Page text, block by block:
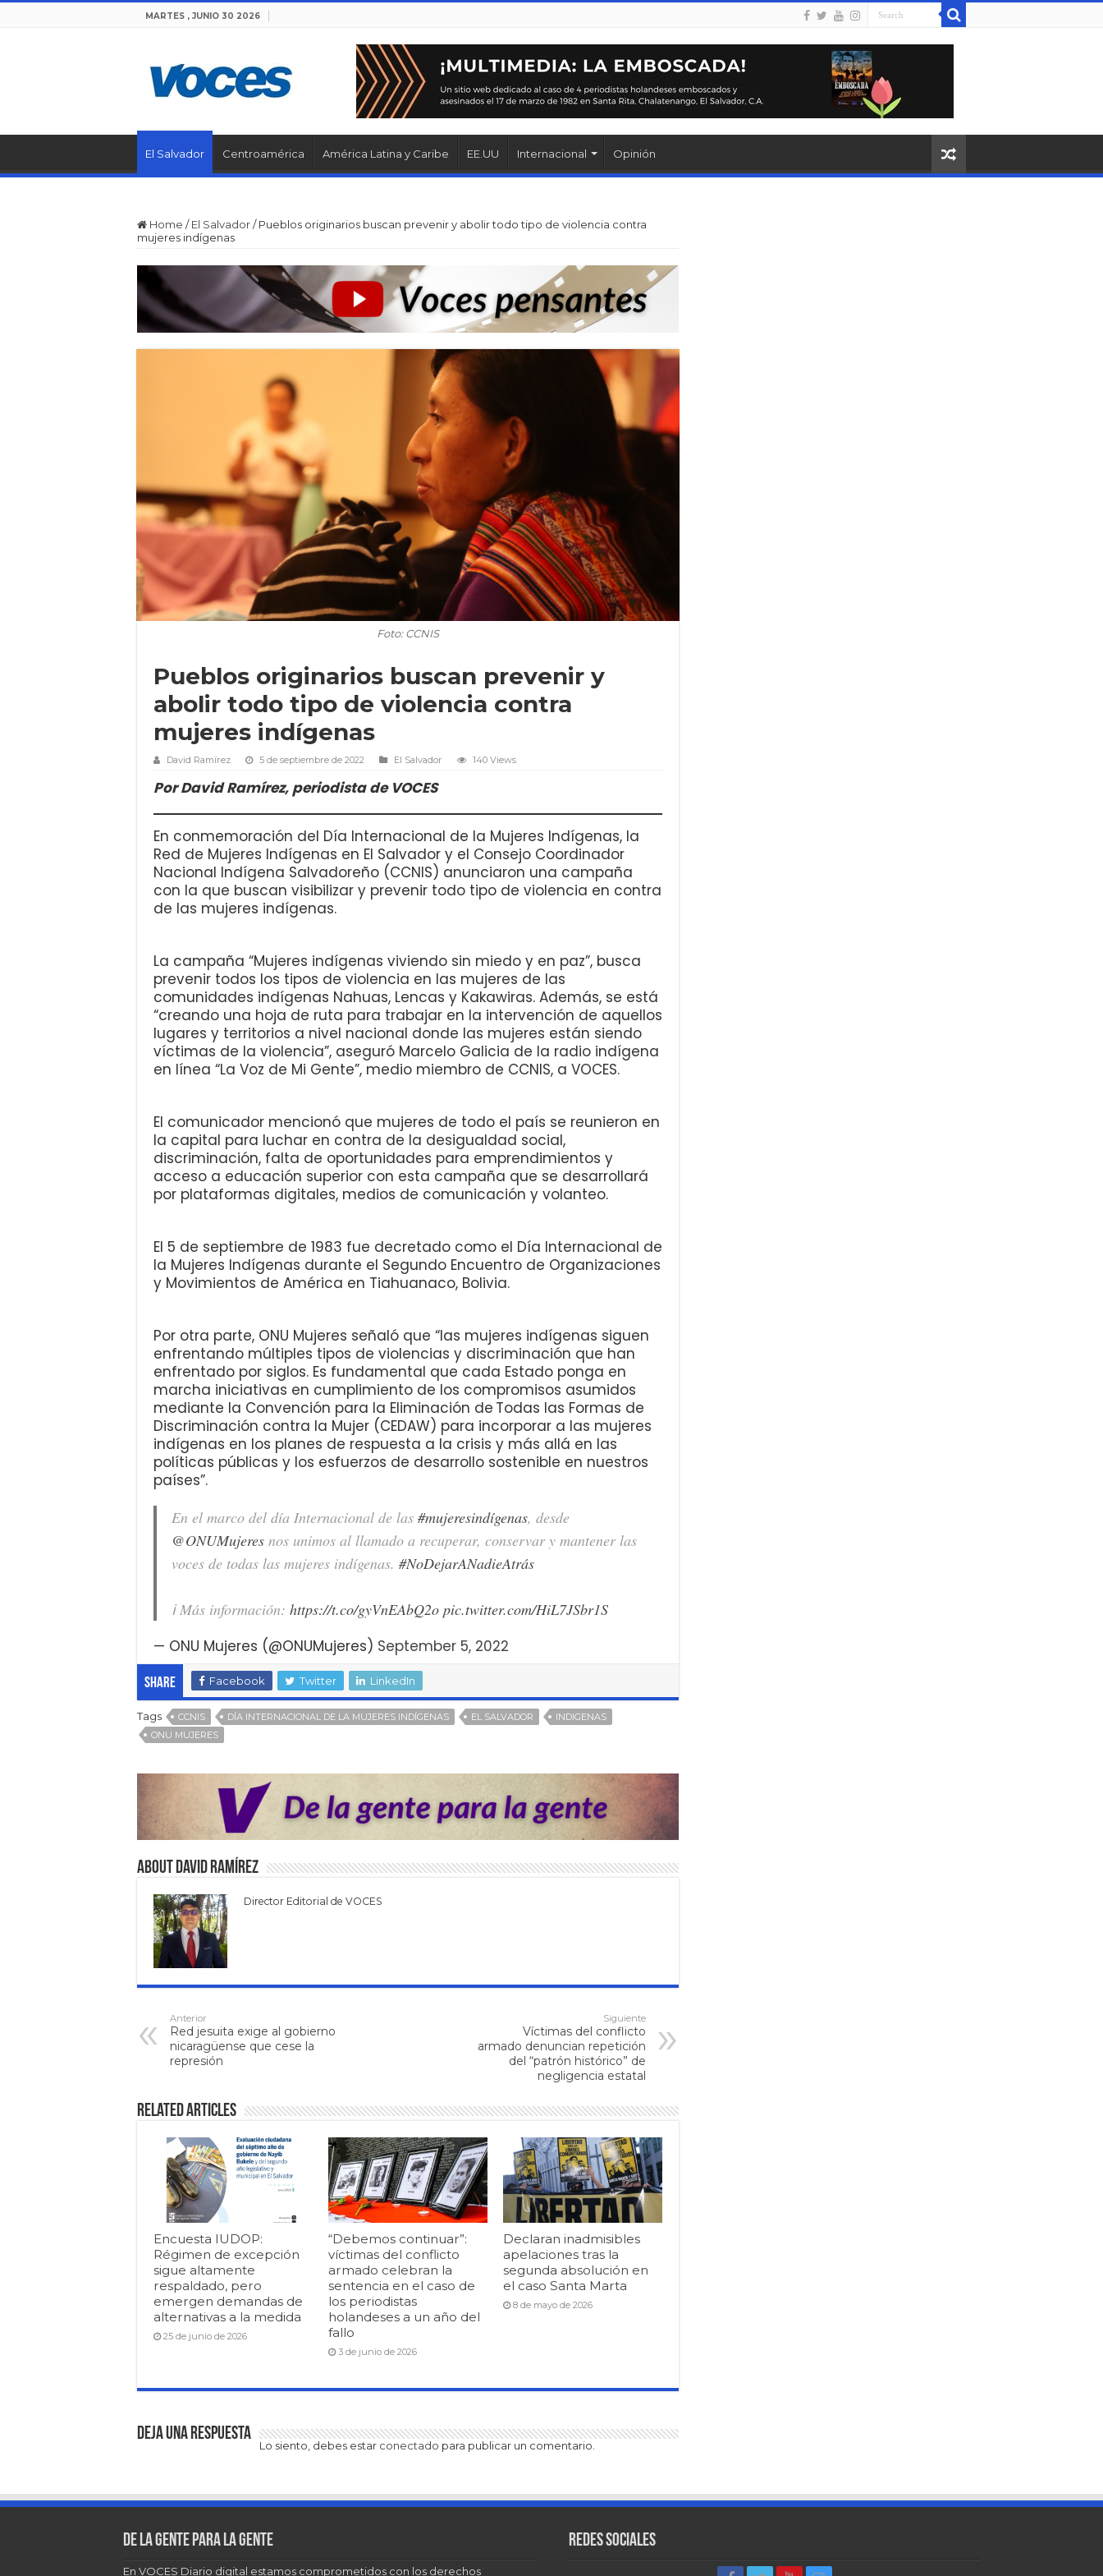
MARTES , JUNIO 30 2026
El Salvador Centroamérica América Latina y Caribe EE.UU Internacional Opinión
Home / El Salvador/ Pueblos originarios buscan prevenir y abolir todo tipo de violencia contra
mujeres indígenas
Foto: CCNIS
Pueblos originarios buscan prevenir y
abolir todo tipo de violencia contra
mujeres indígenas
David Ramírez 5 de septiembre de 2022 El Salvador 140 Views
Por David Ramírez, periodista de VOCES
En conmemoración del Día Internacional de la Mujeres Indígenas, la
Red de Mujeres Indígenas en El Salvador y el Consejo Coordinador
Nacional Indígena Salvadoreño (CCNIS) anunciaron una campaña
con la que buscan visibilizar y prevenir todo tipo de violencia en contra
de las mujeres indígenas.
La campaña “Mujeres indígenas viviendo sin miedo y en paz”, busca
prevenir todos los tipos de violencia en las mujeres de las
comunidades indígenas Nahuas, Lencas y Kakawiras. Además, se está
“creando una hoja de ruta para trabajar en la intervención de aquellos
lugares y territorios a nivel nacional donde las mujeres están siendo
víctimas de la violencia”, aseguró Marcelo Galicia de la radio indígena
en línea “La Voz de Mi Gente”, medio miembro de CCNIS, a VOCES.
El comunicador mencionó que mujeres de todo el país se reunieron en
la capital para luchar en contra de la desigualdad social,
discriminación, falta de oportunidades para emprendimientos y
acceso a educación superior con esta campaña que se desarrollará
por plataformas digitales, medios de comunicación y volanteo.
El 5 de septiembre de 1983 fue decretado como el Día Internacional de
la Mujeres Indígenas durante el Segundo Encuentro de Organizaciones
y Movimientos de América en Tiahuanaco, Bolivia.
Por otra parte, ONU Mujeres señaló que “las mujeres indígenas siguen
enfrentando múltiples tipos de violencias y discriminación que han
enfrentado por siglos. Es fundamental que cada Estado ponga en
marcha iniciativas en cumplimiento de los compromisos asumidos
mediante la Convención para la Eliminación de Todas las Formas de
Discriminación contra la Mujer (CEDAW) para incorporar a las mujeres
indígenas en los planes de respuesta a la crisis y más allá en las
políticas públicas y los esfuerzos de desarrollo sostenible en nuestros
países”.
En el marco del día Internacional de las #mujeresindígenas, desde
@ONUMujeres nos unimos al llamado a recuperar, conservar y mantener las
voces de todas las mujeres indígenas. #NoDejarANadieAtrás
ℹ️ Más información: https://t.co/gyVnEAbQ2o pic.twitter.com/HiL7JSbr1S
— ONU Mujeres (@ONUMujeres) September 5, 2022
Share Facebook Twitter LinkedIn
Tags CCNIS DÍA INTERNACIONAL DE LA MUJERES INDÍGENAS EL SALVADOR
INDIGENAS
ONU MUJERES
About David Ramírez
Director Editorial de VOCES
Anterior
Red jesuita exige al gobierno
nicaragüense que cese la
represión
Siguiente
Víctimas del conflicto
armado denuncian repetición
del “patrón histórico” de
negligencia estatal
Related Articles
Encuesta IUDOP:
Régimen de excepción
sigue altamente
respaldado, pero
emergen demandas de
alternativas a la medida
25 de junio de 2026
“Debemos continuar”:
víctimas del conflicto
armado celebran la
sentencia en el caso de
los periodistas
holandeses a un año del
fallo
3 de junio de 2026
Declaran inadmisibles
apelaciones tras la
segunda absolución en
el caso Santa Marta
8 de mayo de 2026
Deja una respuesta
Lo siento, debes estar conectado para publicar un comentario.
De la gente para la gente
En VOCES Diario digital estamos comprometidos con los derechos
Redes sociales